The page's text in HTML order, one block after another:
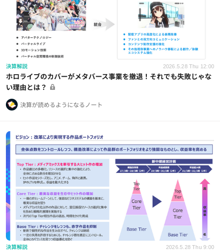
決算解説 2026.5.28 Thu 12:00
ホロライブのカバーがメタバース事業を撤退！それでも失敗じゃな
い理由とは？
決算が読めるようになるノート
決算解説 2026.5.28 Thu 9:00